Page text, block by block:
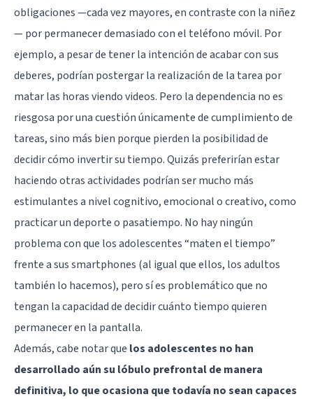
obligaciones —cada vez mayores, en contraste con la niñez
— por permanecer demasiado con el teléfono móvil. Por
ejemplo, a pesar de tener la intención de acabar con sus
deberes, podrían postergar la realización de la tarea por
matar las horas viendo videos. Pero la dependencia no es
riesgosa por una cuestión únicamente de cumplimiento de
tareas, sino más bien porque pierden la posibilidad de
decidir cómo invertir su tiempo. Quizás preferirían estar
haciendo otras actividades podrían ser mucho más
estimulantes a nivel cognitivo, emocional o creativo, como
practicar un deporte o pasatiempo. No hay ningún
problema con que los adolescentes “maten el tiempo”
frente a sus smartphones (al igual que ellos, los adultos
también lo hacemos), pero sí es problemático que no
tengan la capacidad de decidir cuánto tiempo quieren
permanecer en la pantalla.
Además, cabe notar que los adolescentes no han
desarrollado aún su lóbulo prefrontal de manera
definitiva, lo que ocasiona que todavía no sean capaces